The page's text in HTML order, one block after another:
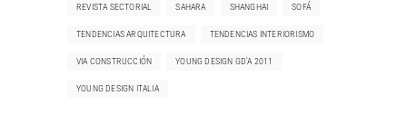
REVISTA SECTORIAL SAHARA SHANGHAI SOFÁ
TENDENCIAS ARQUITECTURA TENDENCIAS INTERIORISMO
VIA CONSTRUCCIÓN YOUNG DESIGN GD'A 2011
YOUNG DESIGN ITALIA